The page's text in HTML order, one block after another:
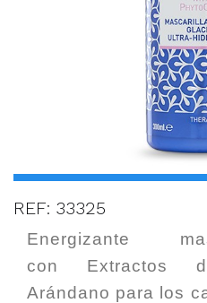
REF: 33325
Energizante
con
Arándano para los